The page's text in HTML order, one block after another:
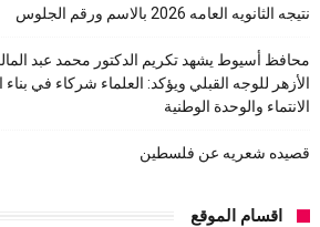
نتيجه الثانويه العامه 2026 بالاسم ورقم الجلوس
محافظ أسيوط يشهد تكريم الدكتور محمد عبد
الأزهر للوجه القبلي ويؤكد: العلماء شركاء في
الانتماء والوحدة الوطنية
قصيده شعريه عن فلسطين
اقسام الموقع